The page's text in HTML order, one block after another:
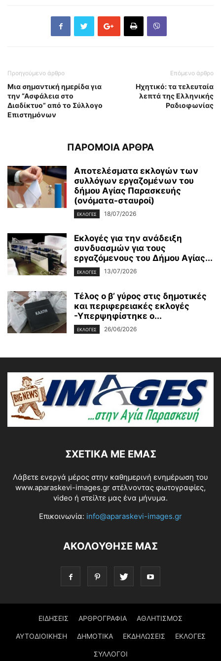
Προηγούμενο άρθρο
Μια σημαντική ημερίδα για
την “Ασφάλεια στο
Διαδίκτυο” από το Σύλλογο
Επιστημόνων
Επόμενο άρθρο
Ηχητικό: τα τελευταία
λεπτά της Ελληνικής
Ραδιοφωνίας
ΠΑΡΟΜΟΙΑ ΑΡΘΡΑ
Αποτελέσματα εκλογών των
συλλόγων εργαζομένων του
δήμου Αγίας Παρασκευής
(ονόματα-σταυροί)
ΕΚΛΟΓΕΣ 18/07/2026
Εκλογές για την ανάδειξη
συνδυασμών για τους
εργαζόμενους του Δήμου Αγίας...
ΕΚΛΟΓΕΣ 13/07/2026
Τέλος ο β’ γύρος στις δημοτικές
και περιφερειακές εκλογές
-Υπερψηφίστηκε ο...
ΕΚΛΟΓΕΣ 26/06/2026
ΣΧΕΤΙΚΆ ΜΕ ΕΜΆΣ
Λάβετε ενεργά μέρος στην καθημερινή ενημέρωση του
www.aparaskevi-images.gr στέλνοντας φωτογραφίες,
video ή στείλτε μας ένα μήνυμα.
Επικοινωνία: info@aparaskevi-images.gr
ΑΚΟΛΟΥΘΗΣΕ ΜΑΣ
ΕΙΔΗΣΕΙΣ ΑΡΘΡΟΓΡΑΦΙΑ ΑΘΛΗΤΙΣΜΟΣ
ΑΥΤΟΔΙΟΙΚΗΣΗ ΔΗΜΟΤΙΚΑ ΕΚΔΗΛΩΣΕΙΣ ΕΚΛΟΓΕΣ
ΣΥΛΛΟΓΟΙ